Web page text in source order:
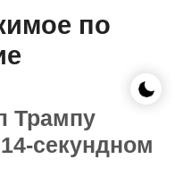
по
Трампу
секундном